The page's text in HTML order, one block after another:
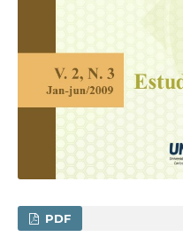
PDF